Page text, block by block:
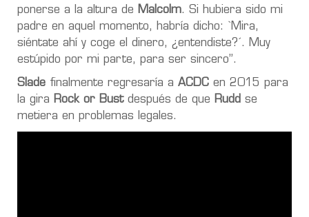
ponerse a la altura de
Malcolm. Si hubiera sido mi
padre en aquel momento, habría dicho: `Mira,
siéntate ahí y coge el dinero, ¿entendiste?´. Muy
estúpido por mi parte, para ser sincero”.
Slade finalmente regresaría a ACDC en 2015 para
la gira Rock or Bustdespués de que Rudd se
metiera en problemas legales.